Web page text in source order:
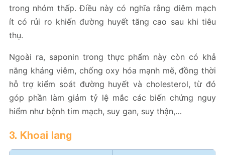
trong nhóm thấp. Điều này có nghĩa rằng diêm mạch
ít có rủi ro khiến đường huyết tăng cao sau khi tiêu
thụ.
Ngoài ra, saponin trong thực phẩm này còn có khả
năng kháng viêm, chống oxy hóa mạnh mẽ, đồng thời
hỗ trợ kiểm soát đường huyết và cholesterol, từ đó
góp phần làm giảm tỷ lệ mắc các biến chứng nguy
hiểm như bệnh tim mạch, suy gan, suy thận,…
3. Khoai lang